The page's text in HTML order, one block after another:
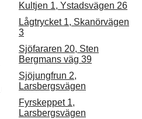
Kultjen 1, Ystadsvägen 26
Lågtrycket 1, Skanörvägen
3
Sjöfararen 20, Sten
Bergmans väg 39
Sjöjungfrun 2,
Larsbergsvägen
Fyrskeppet 1,
Larsbergsvägen